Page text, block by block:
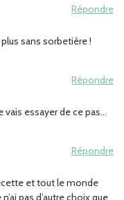
Répondre
sans sorbetière !
Répondre
vais essayer de ce pas…
Répondre
et tout le monde
pas d’autre choix que